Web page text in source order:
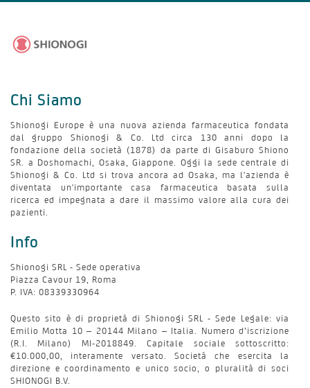
Chi Siamo
Shionogi Europe è una nuova azienda farmaceutica fondata
dal gruppo Shionogi & Co. Ltd circa 130 anni dopo la
fondazione della società (1878) da parte di Gisaburo Shiono
SR. a Doshomachi, Osaka, Giappone. Oggi la sede centrale di
Shionogi & Co. Ltd si trova ancora ad Osaka, ma l'azienda è
diventata un'importante casa farmaceutica basata sulla
ricerca ed impegnata a dare il massimo valore alla cura dei
pazienti.
Info
Shionogi SRL - Sede operativa
Piazza Cavour 19, Roma
P. IVA: 08339330964
Questo sito è di proprietà di Shionogi SRL - Sede Legale: via
Emilio Motta 10 – 20144 Milano – Italia. Numero d’iscrizione
(R.I. Milano) MI-2018849. Capitale sociale sottoscritto:
€10.000,00, interamente versato. Società che esercita la
direzione e coordinamento e unico socio, o pluralità di soci
SHIONOGI B.V.